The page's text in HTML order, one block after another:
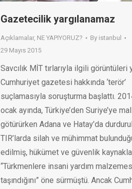
Gazetecilik yargılanamaz
Açıklamalar, NE YAPIYORUZ? By istanbul
29 Mayıs 2015
Savcılık MİT tırlarıyla ilgili görüntüleri
Cumhuriyet gazetesi hakkında ‘terör’
suçlamasıyla soruşturma başlattı. 2014
ocak ayında, Türkiye’den Suriye’ye
götürürken Adana ve Hatay’da
TIR’larda silah ve mühimmat
edilmiş, hükümet ve güvenlik
“Türkmenlere insani yardım
taşındığını” öne sürmüştü. Ancak